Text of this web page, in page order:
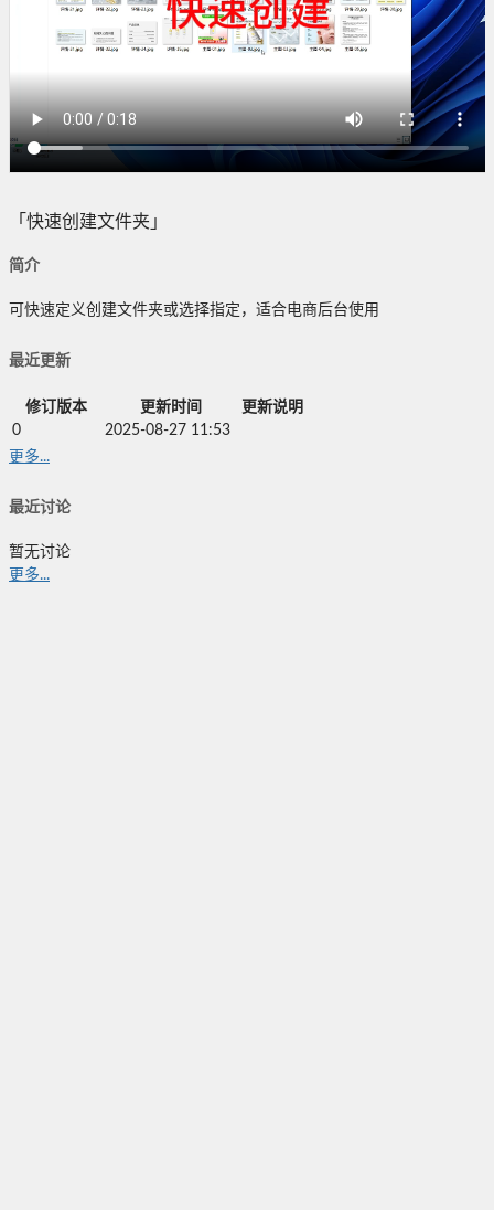
「快速创建文件夹」
简介
可快速定义创建文件夹或选择指定，适合电商后台使用
最近更新
修订版本 更新时间
更新说明
0
2025-08-27 11:53
更多...
最近讨论
暂无讨论
更多...